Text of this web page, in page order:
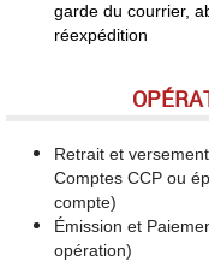
garde du courrier,
réexpédition
Retrait et
Comptes CCP ou
compte)
Émission et
opération)